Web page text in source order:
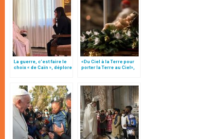
La guerre, c’est faire le
choix « de Caïn », déplore
«Du Ciel à la Terre pour
porter la Terre au Ciel»,